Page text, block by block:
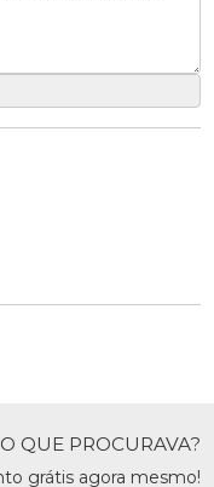
QUE PROCURAVA?
grátis agora mesmo!